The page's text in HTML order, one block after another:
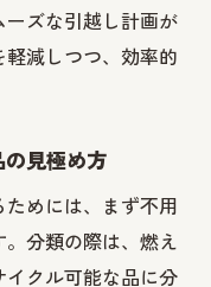
者のサービスを
重要な項目
回収業者の一覧
品を効率的に処
ズな引越し計画が
減しつつ、効率的
見極め方
めには、まず不用
分類の際は、燃え
クル可能な品に分